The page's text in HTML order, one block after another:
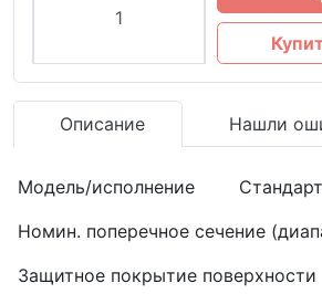
Описание Нашли
Модель/исполнение
Номин. поперечное сечение
Защитное покрытие поверхности